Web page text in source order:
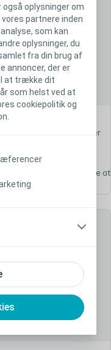
oplysninger om
partnere inden
som kan
oplysninger, du
fra din brug af
annoncer, der er
at trække dit
som helst ved at
cookiepolitik og
til smertefulde sår, der er
giver optimal
Kombinerer fugtig
Sårheling behøver ikke at